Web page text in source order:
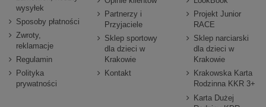
wysyłek
Sposoby płatności
Zwroty,
reklamacje
Regulamin
Polityka
prywatności
Partnerzy i
Przyjaciele
Sklep sportowy
dla dzieci w
Krakowie
Kontakt
Projekt Junior
RACE
Sklep narciarski
dla dzieci w
Krakowie
Krakowska Karta
Rodzinna KKR 3+
Karta Dużej